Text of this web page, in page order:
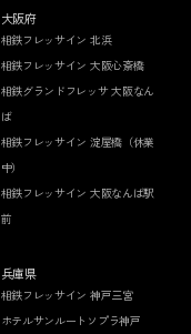
大阪府
相鉄フレッサイン 北浜
相鉄フレッサイン 大阪心斎橋
相鉄グランドフレッサ 大阪なん
ば
相鉄フレッサイン 淀屋橋（休業
中）
相鉄フレッサイン 大阪なんば駅
前
兵庫県
相鉄フレッサイン 神戸三宮
ホテルサンルートソプラ神戸